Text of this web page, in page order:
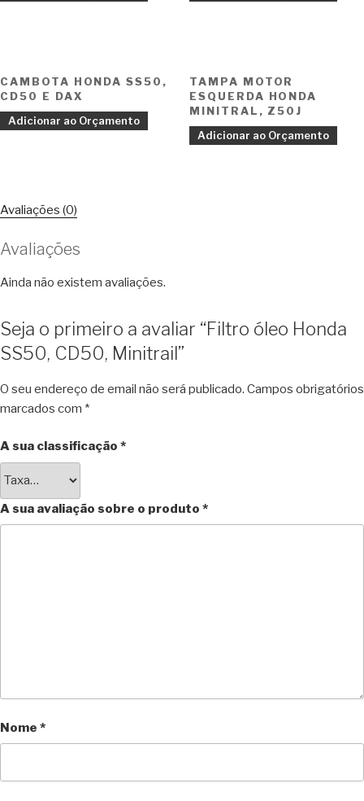
CAMBOTA HONDA SS50,
CD50 E DAX
Adicionar ao Orçamento
TAMPA MOTOR
ESQUERDA HONDA
MINITRAL, Z50J
Adicionar ao Orçamento
Avaliações (0)
Avaliações
Ainda não existem avaliações.
Seja o primeiro a avaliar “Filtro óleo Honda
SS50, CD50, Minitrail”
O seu endereço de email não será publicado. Campos obrigatórios
marcados com *
A sua classificação *
A sua avaliação sobre o produto *
Nome *